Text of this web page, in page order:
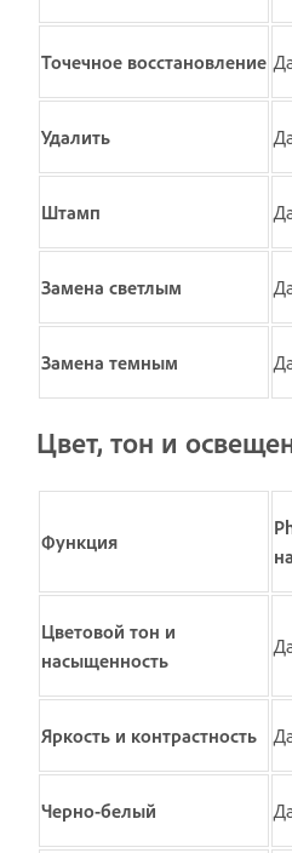
Точечное восстановление
Удалить
Штамп
Замена светлым
Замена темным
Цвет, тон и
Функция
Цветовой тон и
насыщенность
Яркость и контрастность
Черно-белый